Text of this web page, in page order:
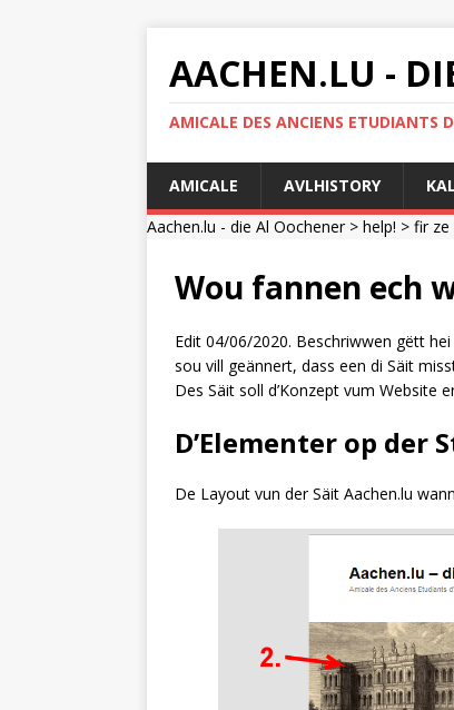
AACHEN.LU -
AMICALE DES ANCIENS ETUDIANTS
AMICALE AVLHISTORY
Aachen.lu - die Al Oochener> help! > fir ze
Wou fannen ech
Edit 04/06/2020. Beschriwwen gëtt
sou vill geännert, dass een di Säit
Des Säit soll d’Konzept vum Website
D’Elementer op der
De Layout vun der Säit Aachen.lu